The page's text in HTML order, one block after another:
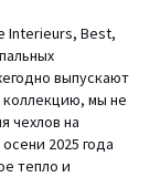
Interieurs, Best,
выпускают
коллекцию, мы не
чехлов на
2025 года
тепло и